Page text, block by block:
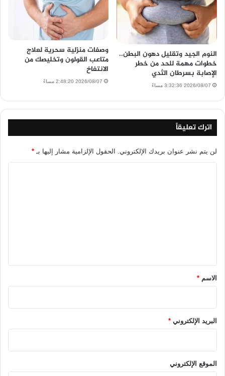
النوم الجيد وتقليل دهون البطن..
خطوات مهمة للحد من خطر
الإصابة بسرطان الثدي
2026/08/07 3:32:36 مساءً
وصفات منزلية سحرية لعلاج
متاعب القولون وتخليصك من
الانتفاخ
2026/08/07 2:48:20 مساءً
اترك تعليقاً
لن يتم نشر عنوان بريدك الإلكتروني. الحقول الإلزامية مشار إليها بـ *
*الاسم *
البريد الإلكتروني *
الموقع الإلكتروني